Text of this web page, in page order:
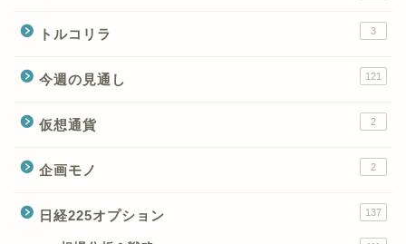
トルコリラ 3
今週の見通し 121
仮想通貨 2
企画モノ 2
日経225オプション 137